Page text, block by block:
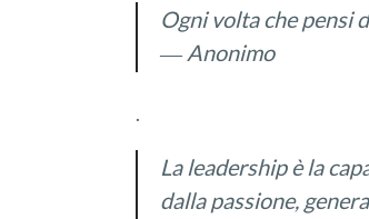
Ogni volta che pensi
―Anonimo
.
La leadership è la
dalla passione,